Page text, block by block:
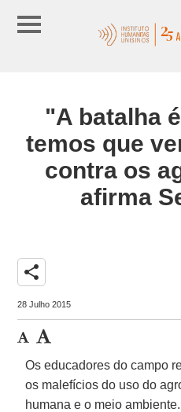
"A batalha
temos que
contra os
afirma
share
28 Julho 2015
Os educadores do campo
os malefícios do uso do
humana e o meio ambiente.